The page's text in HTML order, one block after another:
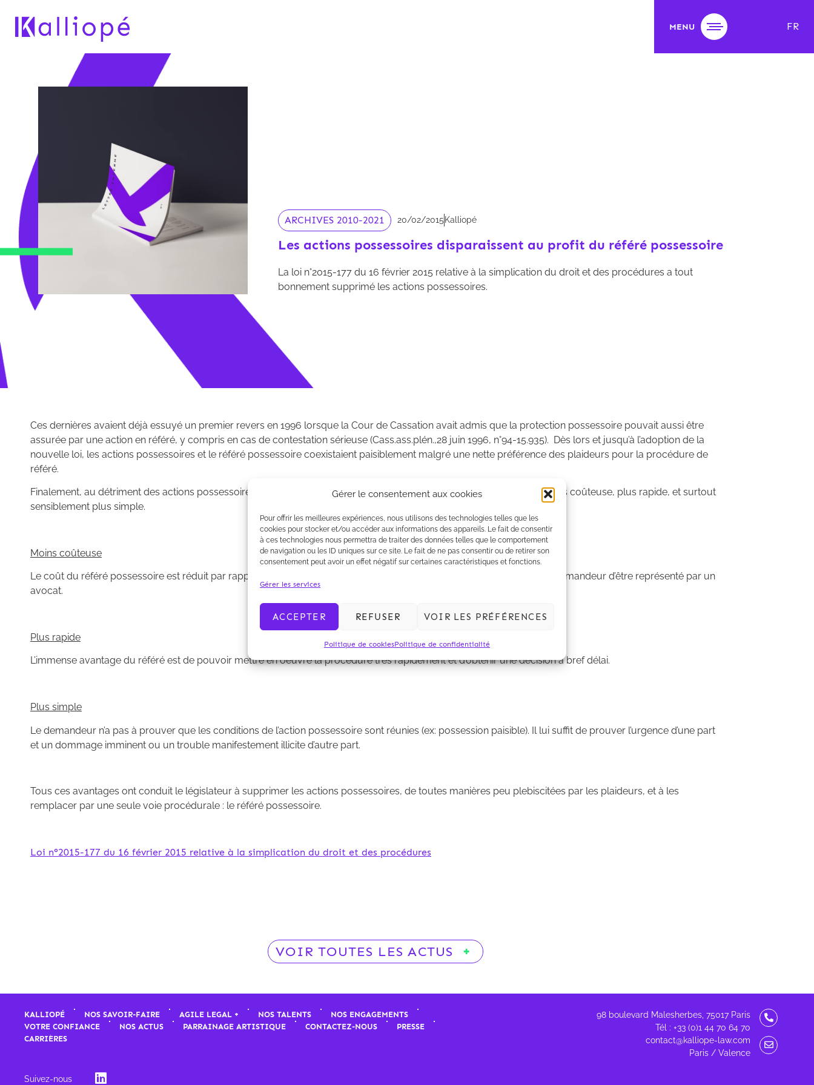
Gérer le consentement aux cookies
Pour offrir les meilleures expériences, nous utilisons des technologies telles que les
cookies pour stocker et/ou accéder aux informations des appareils. Le fait de consentir
à ces technologies nous permettra de traiter des données telles que le comportement
de navigation ou les ID uniques sur ce site. Le fait de ne pas consentir ou de retirer son
consentement peut avoir un effet négatif sur certaines caractéristiques et fonctions.
Gérer les services
ACCEPTER REFUSER VOIR LES PRÉFÉRENCES
Politique de cookiesPolitique de confidentialité
MENU FR
ARCHIVES 2010-2021 20/02/2015 Kalliopé
Les actions possessoires disparaissent au profit du référé possessoire
La loi n°2015-177 du 16 février 2015 relative à la simplication du droit et des procédures a tout
bonnement supprimé les actions possessoires.
Ces dernières avaient déjà essuyé un premier revers en 1996 lorsque la Cour de Cassation avait admis que la protection possessoire pouvait aussi être
assurée par une action en référé, y compris en cas de contestation sérieuse (Cass.ass.plén.,28 juin 1996, n°94-15.935). Dès lors et jusqu’à l’adoption de la
nouvelle loi, les actions possessoires et le référé possessoire coexistaient paisiblement malgré une nette préférence des plaideurs pour la procédure de
référé.
Finalement, au détriment des actions possessoires, cette procédure de référé dit “référé possessoire” s’est révélée moins coûteuse, plus rapide, et surtout
sensiblement plus simple.
Moins coûteuse
Le coût du référé possessoire est réduit par rapport à une action possessoire du fait de l’absence d’obligation pour le demandeur d’être représenté par un
avocat.
Plus rapide
L’immense avantage du référé est de pouvoir mettre en oeuvre la procédure très rapidement et d’obtenir une décision à bref délai.
Plus simple
Le demandeur n’a pas à prouver que les conditions de l’action possessoire sont réunies (ex: possession paisible). Il lui suffit de prouver l’urgence d’une part
et un dommage imminent ou un trouble manifestement illicite d’autre part.
Tous ces avantages ont conduit le législateur à supprimer les actions possessoires, de toutes manières peu plebiscitées par les plaideurs, et à les
remplacer par une seule voie procédurale : le référé possessoire.
Loi n°2015-177 du 16 février 2015 relative à la simplication du droit et des procédures
VOIR TOUTES LES ACTUS
KALLIOPÉ NOS SAVOIR-FAIRE AGILE LEGAL + NOS TALENTS
NOS ENGAGEMENTS
VOTRE CONFIANCE
NOS ACTUS PARRAINAGE ARTISTIQUE CONTACTEZ-NOUS
PRESSE
CARRIÈRES
98 boulevard Malesherbes, 75017 Paris
Tél : +33 (0)1 44 70 64 70
contact@kalliope-law.com
Paris / Valence
Suivez-nous